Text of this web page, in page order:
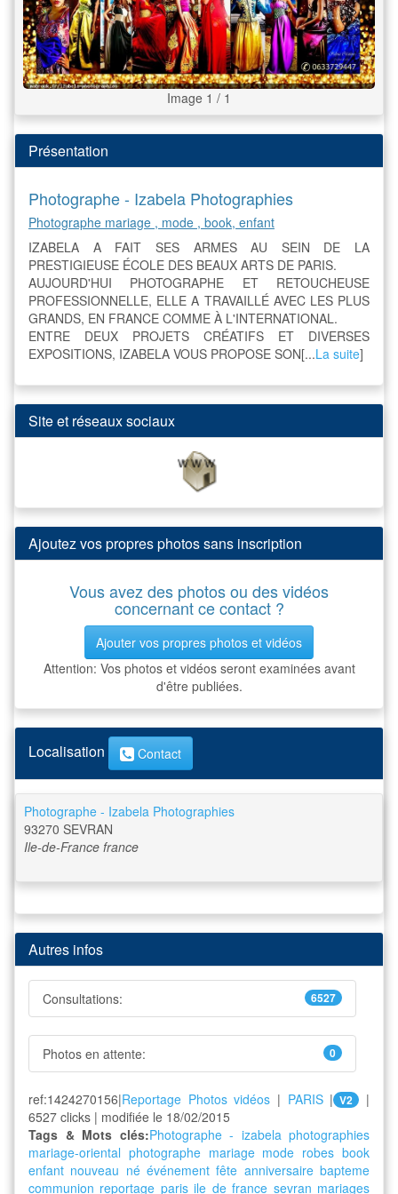
Image 1 / 1
Présentation
Photographe - Izabela Photographies
Photographe mariage , mode , book, enfant
IZABELA A FAIT SES ARMES AU SEIN DE LA
PRESTIGIEUSE ÉCOLE DES BEAUX ARTS DE PARIS.
AUJOURD'HUI PHOTOGRAPHE ET RETOUCHEUSE
PROFESSIONNELLE, ELLE A TRAVAILLÉ AVEC LES PLUS
GRANDS, EN FRANCE COMME À L'INTERNATIONAL.
ENTRE DEUX PROJETS CRÉATIFS ET DIVERSES
EXPOSITIONS, IZABELA VOUS PROPOSE SON[...La suite]
Site et réseaux sociaux
Ajoutez vos propres photos sans inscription
Vous avez des photos ou des vidéos
concernant ce contact ?
Ajouter vos propres photos et vidéos
Attention: Vos photos et vidéos seront examinées avant
d'être publiées.
Localisation Contact
Photographe - Izabela Photographies
93270 SEVRAN
Ile-de-France france
Autres infos
Consultations: 6527
Photos en attente: 0
ref:1424270156|Reportage Photos vidéos | PARIS| V2
|
6527 clicks | modifiée le 18/02/2015
Tags & Mots clés:Photographe - izabela photographies
mariage-oriental photographe mariage mode robes book
enfant nouveau né événement fête anniversaire bapteme
communion reportage paris ile de france sevran mariages